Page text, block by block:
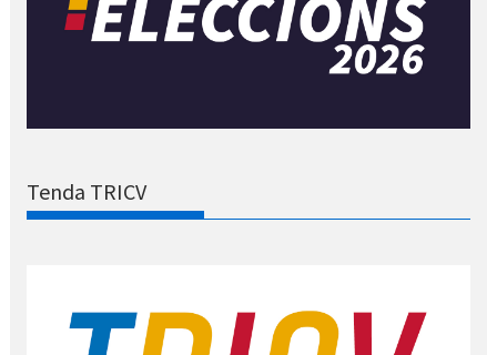
Tenda TRICV